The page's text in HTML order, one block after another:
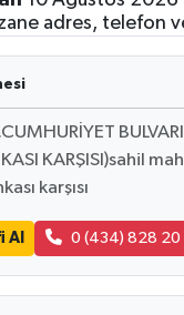
adres, telefon
KARŞISI)sahil
karşısı
Al 0 (434) 828 20